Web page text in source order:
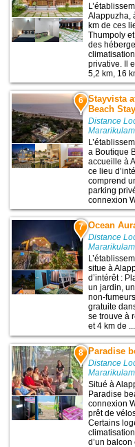
Alappuzha,
km de ces
Thumpoly
des
privative. Il
5,2 km, 16
6 Stayvista
Beach
Distance
a Boutique
accueille à
ce lieu
comprend
parking
connexion
7 Ocean
Distance
situe à
d’intérêt :
un jardin,
non-
gratuite
se trouve à
et 4 km de ...
8 Paradise
Distance
Situé à
Paradise
connexion
prêt de
Certains
d’un balcon